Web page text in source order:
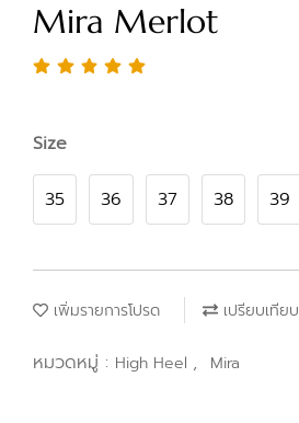
Mira Merlot
Size
35 36 37 38 39
เพิ่มรายการโปรด เปรียบเทียบ
หมวดหมู่ : High Heel , Mira